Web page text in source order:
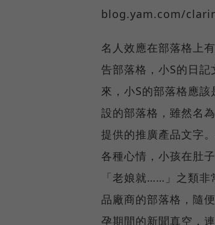
blog.yam.com/
名人效應在部落格上
告部落格，小S的日
來，小S的部落格應
設的部落格，雖然名
提供的推廣產品文字
各種心情，小孩在肚
「老娘就……」之類
品廠商的部落格，隨
孕期間的新聞真空，